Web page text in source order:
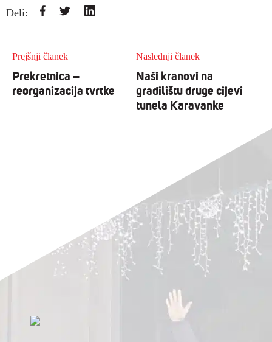
Deli:
Prejšnji članek
Prekretnica –
reorganizacija tvrtke
Naslednji članek
Naši kranovi na
gradilištu druge cijevi
tunela Karavanke